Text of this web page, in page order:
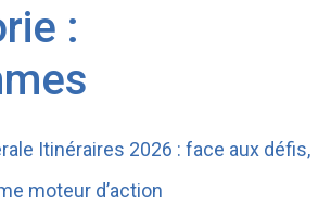
:
Itinéraires 2026 : face aux défis,
moteur d’action